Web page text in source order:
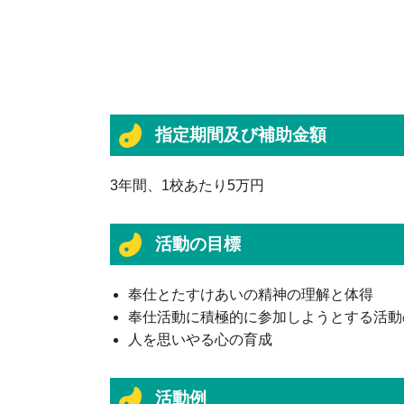
指定期間及び補助金額
3年間、1校あたり5万円
活動の目標
奉仕とたすけあいの精神の理解と体得
奉仕活動に積極的に参加しようとする活
人を思いやる心の育成
活動例